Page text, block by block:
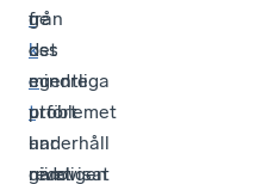
r
k
e
t
har
redovisat
från
det
egentliga
problemet
-
nämligen
ge
oss
mindre
utfört
underhåll
givet